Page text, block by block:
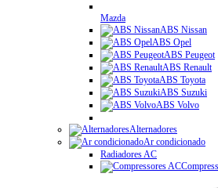
Mazda
ABS Nissan
ABS Opel
ABS Peugeot
ABS Renault
ABS Toyota
ABS Suzuki
ABS Volvo
Alternadores
Ar condicionado
Radiadores AC